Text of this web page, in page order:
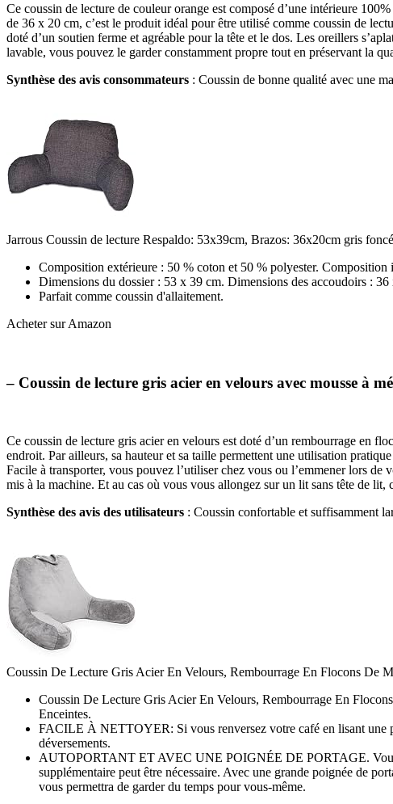
Ce coussin de lecture de couleur orange est composé d’une intérieure
de 36 x 20 cm, c’est le produit idéal pour être utilisé comme coussin de
doté d’un soutien ferme et agréable pour la tête et le dos. Les oreillers
lavable, vous pouvez le garder constamment propre tout en préservant la
Synthèse des avis consommateurs : Coussin de bonne qualité avec une
Jarrous Coussin de lecture Respaldo: 53x39cm, Brazos: 36x20cm gris foncé
Composition extérieure : 50 % coton et 50 % polyester.
Dimensions du dossier : 53 x 39 cm. Dimensions des accoudoirs : 36
Parfait comme coussin d'allaitement.
Acheter sur Amazon
– Coussin de lecture gris acier en velours avec mousse à
Ce coussin de lecture gris acier en velours est doté d’un rembourrage en
endroit. Par ailleurs, sa hauteur et sa taille permettent une utilisation
Facile à transporter, vous pouvez l’utiliser chez vous ou l’emmener lors
mis à la machine. Et au cas où vous vous allongez sur un lit sans tête de
Synthèse des avis des utilisateurs : Coussin confortable et suffisamment
Coussin De Lecture Gris Acier En Velours, Rembourrage En Flocons De
Coussin De Lecture Gris Acier En Velours, Rembourrage En
Enceintes.
FACILE À NETTOYER: Si vous renversez votre café en lisant une
déversements.
AUTOPORTANT ET AVEC UNE POIGNÉE DE PORTAGE. Vous
supplémentaire peut être nécessaire. Avec une grande poignée de
vous permettra de garder du temps pour vous-même.